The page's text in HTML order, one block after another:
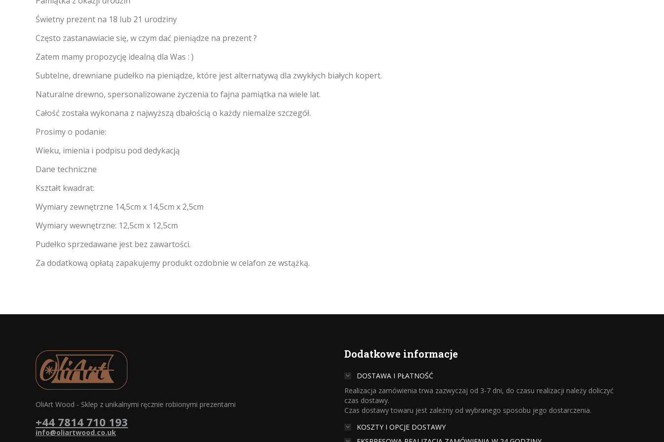
Świetny prezent na 18 lub 21 urodziny
Często zastanawiacie się, w czym dać pieniądze na prezent ?
Zatem mamy propozycję idealną dla Was : )
Subtelne, drewniane pudełko na pieniądze, które jest alternatywą dla zwykłych białych kopert.
Naturalne drewno, spersonalizowane życzenia to fajna pamiątka na wiele lat.
Całość została wykonana z najwyższą dbałością o każdy niemalże szczegół.
Prosimy o podanie:
Wieku, imienia i podpisu pod dedykacją
Dane techniczne
Kształt kwadrat:
Wymiary zewnętrzne 14,5cm x 14,5cm x 2,5cm
Wymiary wewnętrzne: 12,5cm x 12,5cm
Pudełko sprzedawane jest bez zawartości.
Za dodatkową opłatą zapakujemy produkt ozdobnie w celafon ze wstążką.
OliArt Wood - Sklep z unikalnymi ręcznie robionymi prezentami
+44 7814 710 193
info@oliartwood.co.uk
Dodatkowe informacje
DOSTAWA I PŁATNOŚĆ
Realizacja zamówienia trwa zazwyczaj od 3-7 dni, do czasu realizacji należy doliczyć
czas dostawy.
Czas dostawy towaru jest zależny od wybranego sposobu jego dostarczenia.
KOSZTY I OPCJE DOSTAWY